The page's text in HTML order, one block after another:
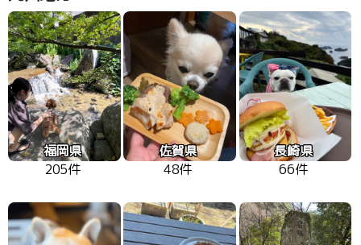
福岡県
205件
佐賀県
48件
長崎県
66件